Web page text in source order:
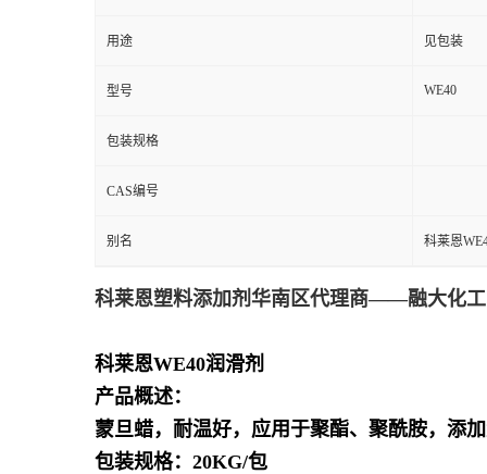
用途 见包装
型号 WE40
包装规格
CAS编号
别名 科莱恩
科莱恩塑料添加剂华南区代理商——融大化
科莱恩WE40润滑剂
产品概述：
蒙旦蜡，耐温好，应用于聚酯、聚酰胺，添
包装规格： 20KG/包